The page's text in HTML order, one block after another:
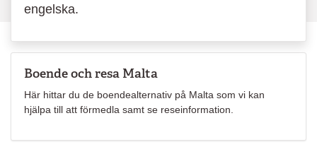
engelska.
Boende och resa Malta
Här hittar du de boendealternativ på Malta som vi kan
hjälpa till att förmedla samt se reseinformation.